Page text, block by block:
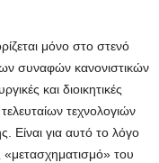
μόνο στο στενό
συναφών κανονιστικών
και διοικητικές
τεχνολογιών
Είναι για αυτό το λόγο
του